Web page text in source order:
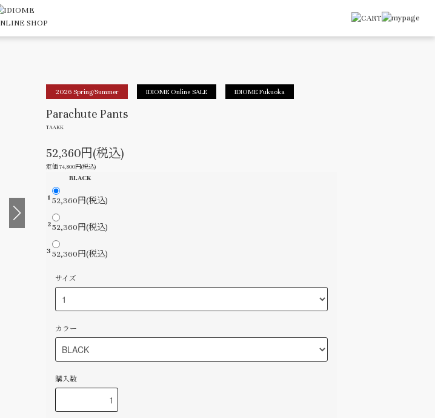
2026 Spring/Summer IDIOME Online SALE IDIOME Fukuoka
Parachute Pants
TAAKK
52,360円(税込)
定価 74,800円(税込)
BLACK
1 52,360円(税込)
252,360円(税込)
3 52,360円(税込)
サイズ
カラー
購入数